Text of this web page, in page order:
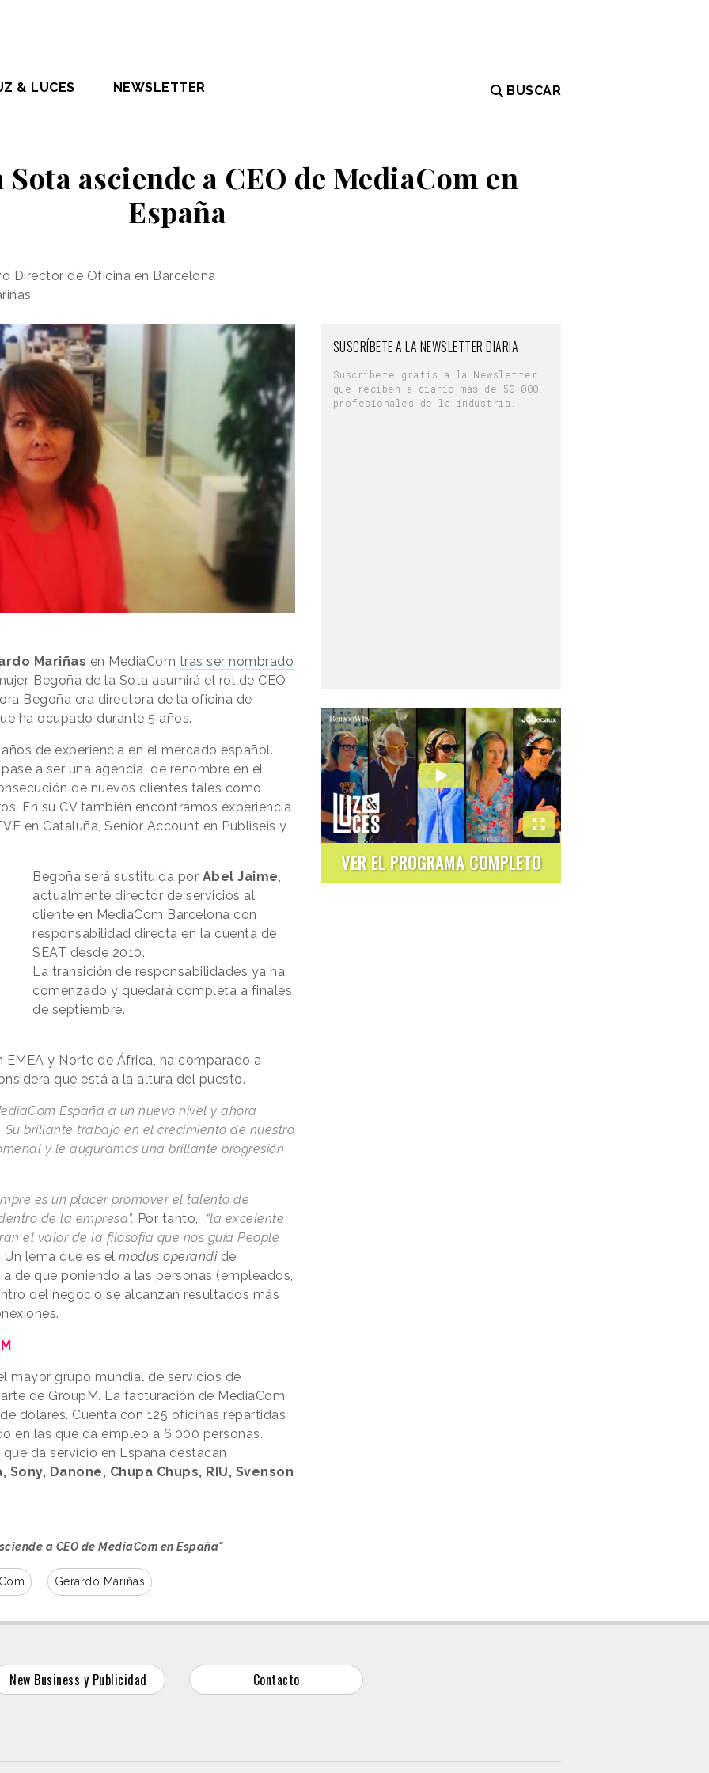
& LUCES NEWSLETTER BUSCAR
Sota asciende a CEO de MediaCom en
España
Director de Oficina en Barcelona
Mariñas en MediaCom tras ser nombrado
Begoña de la Sota asumirá el rol de CEO
Begoña era directora de la oficina de
ha ocupado durante 5 años.
de experiencia en el mercado español.
a ser una agencia de renombre en el
de nuevos clientes tales como
En su CV también encontramos experiencia
en Cataluña, Senior Account en Publiseis y
Begoña será sustituida por Abel Jaime
actualmente director de servicios al
cliente en MediaCom Barcelona con
responsabilidad directa en la cuenta de
SEAT desde 2010.
La transición de responsabilidades ya ha
comenzado y quedará completa a finales
de septiembre.
EMEA y Norte de África, ha comparado a
que está a la altura del puesto.
España a un nuevo nivel y ahora
brillante trabajo en el crecimiento de nuestro
y le auguramos una brillante progresión
es un placer promover el talento de
de la empresa”. Por tanto,
“la excelente
el valor de la filosofía que nos guía People
lema que es el modus operandide
de que poniendo a las personas (empleados,
del negocio se alcanzan resultados más
mayor grupo mundial de servicios de
de GroupM. La facturación de MediaCom
dólares. Cuenta con 125 oficinas repartidas
en las que da empleo a 6.000 personas.
da servicio en España destacan
Sony, Danone, Chupa Chups, RIU, Svenson
a CEO de MediaCom en España"
Gerardo Mariñas
SUSCRÍBETE A LA NEWSLETTER DIARIA
Suscríbete gratis a la Newsletter
que reciben a diario más de 50.000
profesionales de la industria.
VER EL PROGRAMA COMPLETO
New Business y Publicidad Contacto